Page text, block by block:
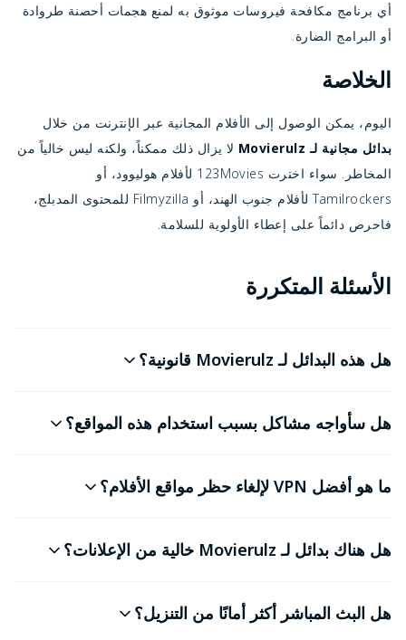
أي برنامج مكافحة فيروسات موثوق به لمنع هجمات أحصنة طروادة
أو البرامج الضارة.
الخلاصة
اليوم، يمكن الوصول إلى الأفلام المجانية عبر الإنترنت من خلال
بدائل مجانية لـ Movierulz
لا يزال ذلك ممكناً، ولكنه ليس خالياً من
المخاطر. سواء اخترت 123Movies لأفلام هوليوود، أو
Tamilrockers لأفلام جنوب الهند، أو Filmyzilla للمحتوى المدبلج،
فاحرص دائماً على إعطاء الأولوية للسلامة.
الأسئلة المتكررة
هل هذه البدائل لـ Movierulz قانونية؟
هل سأواجه مشاكل بسبب استخدام هذه المواقع؟
ما هو أفضل VPN لإلغاء حظر مواقع الأفلام؟
هل هناك بدائل لـ Movierulz خالية من الإعلانات؟
هل البث المباشر أكثر أمانًا من التنزيل؟